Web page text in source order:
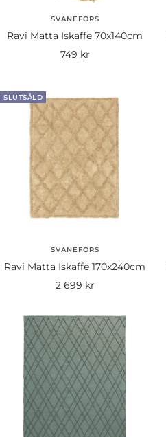
SVANEFORS
Ravi Matta Iskaffe 70x140cm
Rea-
749 kr
SLUTSÅLD
SVANEFORS
Ravi Matta Iskaffe 170x240cm
Rea-
2 699 kr